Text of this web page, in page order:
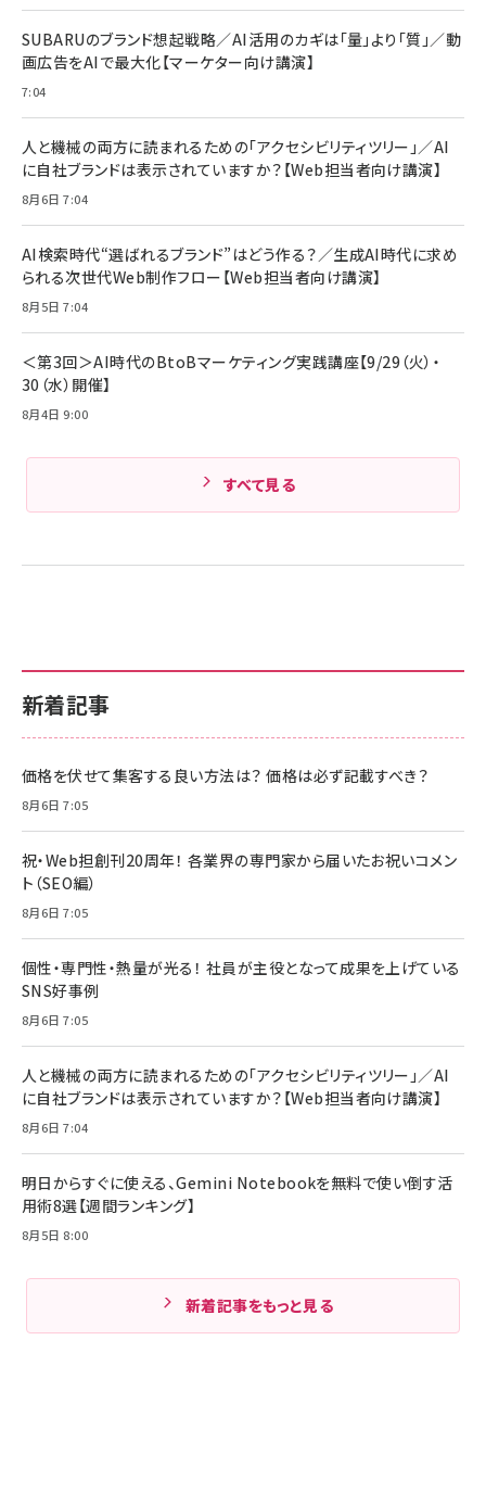
￥880
ママ投資家が育休中に１億貯めた株式投資
組織の成果を最大化する ルールのデザイン
￥1,980
Amazonランキングをもっと見る
￥6,980
全ワイヤレスイヤホン/アクティブノイズキャンセリ
技術基準適合】ブラック
￥5,990
ケーブル Anker絡まないケーブル 240W 結束バン
ド付き USB PD対応 シリコン素材採用 iPhone
17 / 16 / 15 / Galaxy iPad Pro MacBook
Pro/Air 各種対応 (1.8m ミッドナイトブラック)
￥1,890
Pro/Air 各種対応 (1.8m ミッドナイトブラック)
￥1,890
サッポロ 生ビール 黒ラベル 350ml 缶 24本 ビー
ル ケース買い【6/30応募〆切! 黒ラベルビヤセラー
￥4,857
新着記事
価格を伏せて集客する良い方法は？ 価格は必ず記載すべき？
8月6日 7:05
祝・Web担創刊20周年！ 各業界の専門家から届いたお祝いコメン
ト（SEO編）
8月6日 7:05
個性・専門性・熱量が光る！ 社員が主役となって成果を上げている
SNS好事例
8月6日 7:05
人と機械の両方に読まれるための「アクセシビリティツリー」／AI
に自社ブランドは表示されていますか？【Web担当者向け講演】
8月6日 7:04
明日からすぐに使える、Gemini Notebookを無料で使い倒す活
用術8選【週間ランキング】
8月5日 8:00
新着記事をもっと見る
SUBARUのブランド想起戦略／AI活用のカギは「量」より「質」／動
画広告をAIで最大化【マーケター向け講演】
7:04
人と機械の両方に読まれるための「アクセシビリティツリー」／AI
に自社ブランドは表示されていますか？【Web担当者向け講演】
8月6日 7:04
AI検索時代“選ばれるブランド”はどう作る？／生成AI時代に求め
られる次世代Web制作フロー【Web担当者向け講演】
8月5日 7:04
＜第3回＞AI時代のBtoBマーケティング実践講座【9/29（火）・
30（水）開催】
8月4日 9:00
すべて見る